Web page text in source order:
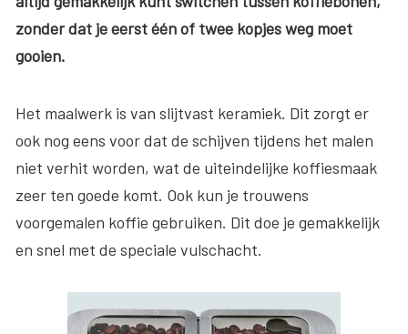
zonder dat je eerst één of twee kopjes weg moet
gooien.
Het maalwerk is van slijtvast keramiek. Dit zorgt er
ook nog eens voor dat de schijven tijdens het malen
niet verhit worden, wat de uiteindelijke koffiesmaak
zeer ten goede komt. Ook kun je trouwens
voorgemalen koffie gebruiken. Dit doe je gemakkelijk
en snel met de speciale vulschacht.